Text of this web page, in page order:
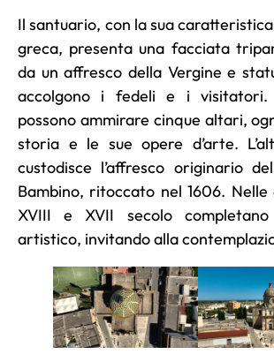
Il santuario, con la sua
greca, presenta una facciata
da un affresco della Vergine e
accolgono i fedeli e i visitatori.
possono ammirare cinque altari,
storia e le sue opere d’arte.
custodisce l’affresco originario
Bambino, ritoccato nel 1606.
XVIII e XVII secolo
artistico, invitando alla